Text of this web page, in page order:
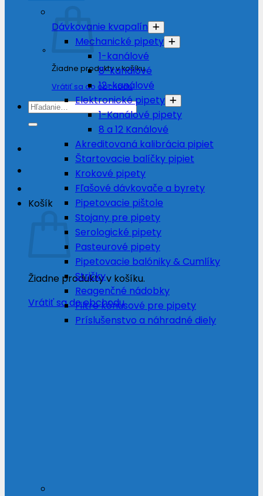
Žiadne produkty v košíku.
Vrátiť sa do obchodu
Hľadať:
Košík
Žiadne produkty v košíku.
Vrátiť sa do obchodu
Dávkovanie kvapalín
Mechanické pipety
1-kanálové
8-kanálové
12-kanálové
Elektronické pipety
1-Kanálové pipety
8 a 12 Kanálové
Akreditovaná kalibrácia pipiet
Štartovacie balíčky pipiet
Krokové pipety
Fľašové dávkovače a byrety
Pipetovacie pištole
Stojany pre pipety
Serologické pipety
Pasteurové pipety
Pipetovacie balóniky & Cumlíky
Stričky
Reagenčné nádobky
Filtre kónusové pre pipety
Príslušenstvo a náhradné diely